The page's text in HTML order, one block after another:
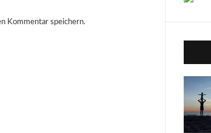
Kommentar speichern.